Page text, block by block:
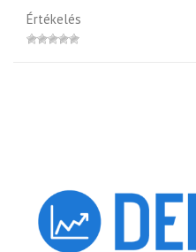
Értékelés